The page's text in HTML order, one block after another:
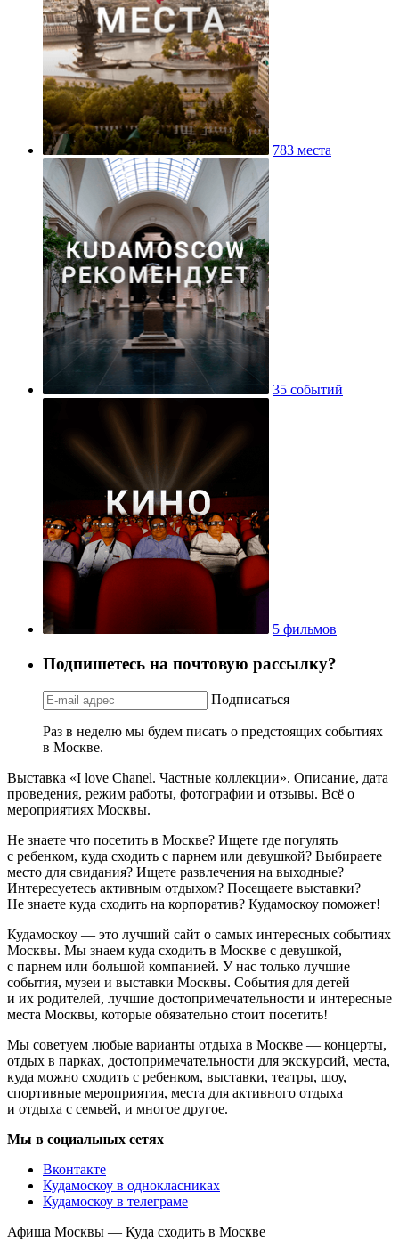
783 места
35 событий
5 фильмов
Подпишетесь на почтовую рассылку?
Подписаться
Раз в неделю мы будем писать о предстоящих событиях
в Москве.
Выставка «I love Chanel. Частные коллекции». Описание, дата
проведения, режим работы, фотографии и отзывы. Всё о
мероприятиях Москвы.
Не знаете что посетить в Москве? Ищете где погулять
с ребенком, куда сходить с парнем или девушкой? Выбираете
место для свидания? Ищете развлечения на выходные?
Интересуетесь активным отдыхом? Посещаете выставки?
Не знаете куда сходить на корпоратив? Кудамоскоу поможет!
Кудамоскоу — это лучший сайт о самых интересных событиях
Москвы. Мы знаем куда сходить в Москве с девушкой,
с парнем или большой компанией. У нас только лучшие
события, музеи и выставки Москвы. События для детей
и их родителей, лучшие достопримечательности и интересные
места Москвы, которые обязательно стоит посетить!
Мы советуем любые варианты отдыха в Москве — концерты,
отдых в парках, достопримечательности для экскурсий, места,
куда можно сходить с ребенком, выставки, театры, шоу,
спортивные мероприятия, места для активного отдыха
и отдыха с семьей, и многое другое.
Мы в социальных сетях
Вконтакте
Кудамоскоу в однокласниках
Кудамоскоу в телеграме
Афиша Москвы — Куда сходить в Москве